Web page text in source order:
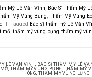
Mỹ Lê Văn Vĩnh, Bác Sĩ Thẩm Mỹ
Mỹ Vùng Bụng, Thẩm Mỹ Vùng Eo
| Tagged Bác sĩ thẩm mỹ Lê Văn
mỡ, thẩm mỹ vùng bụng, thẩm mỹ
LÊ VĂN VĨNH BÁC SĨ THẪM MỸ LÊ
, THẨM MỸ VÙNG BỤNG ,THẨM MỸ
HÔNG ,THẨM MỸ VÙNG LƯNG